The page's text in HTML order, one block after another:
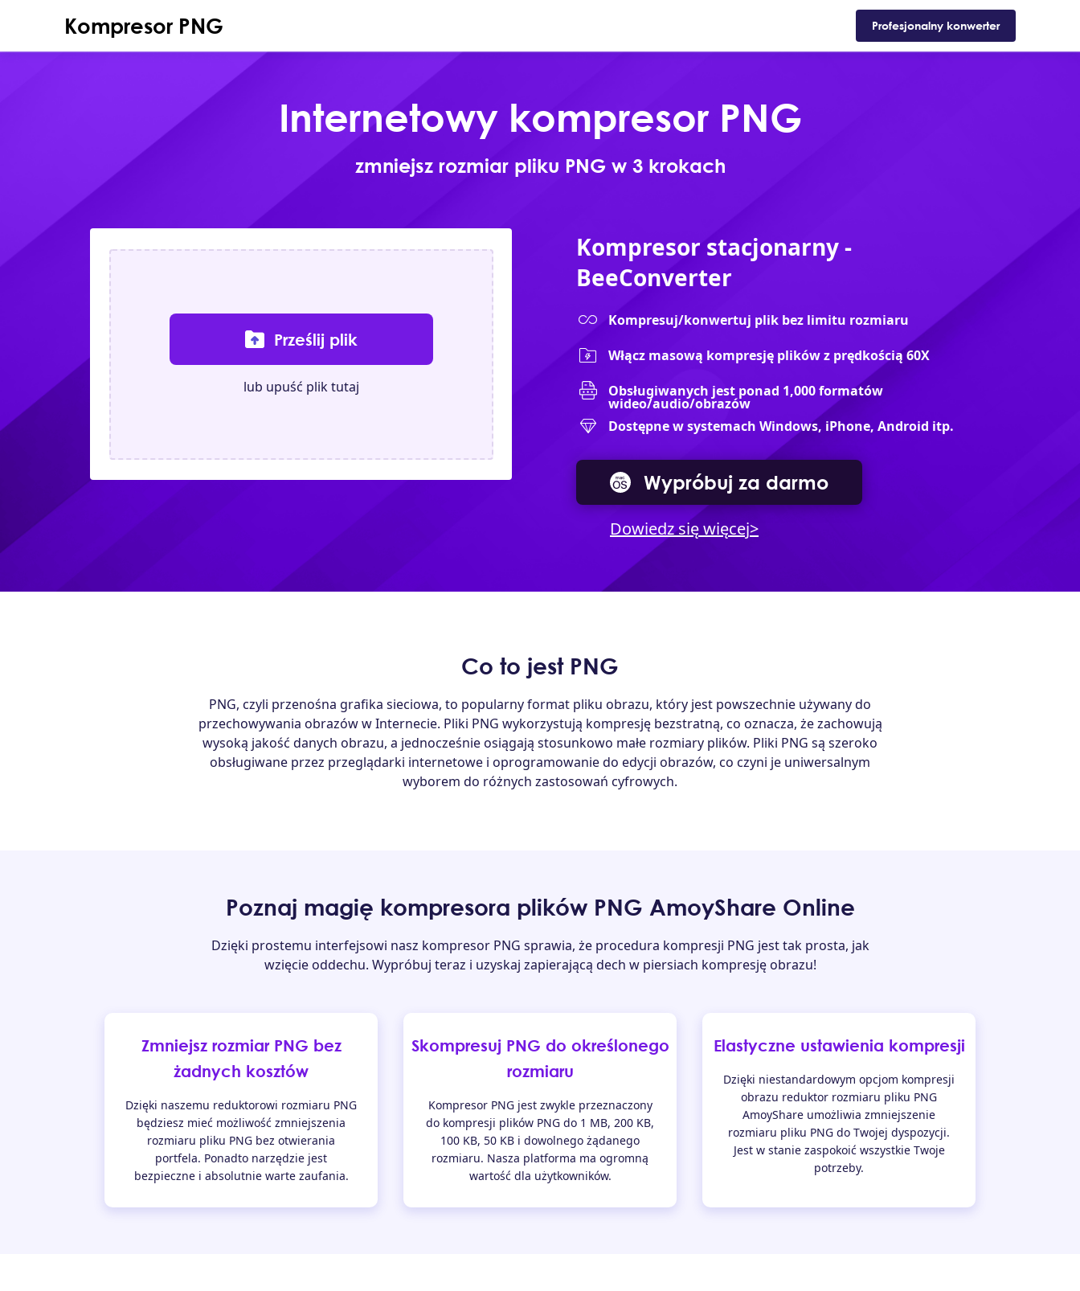
Sklep Blog
Kompresor PNG Profesjonalny konwerter
Internetowy kompresor PNG
zmniejsz rozmiar pliku PNG w 3 krokach
Prześlij plik
lub upuść plik tutaj
Kompresor stacjonarny -
BeeConverter
Kompresuj/konwertuj plik bez limitu rozmiaru
Włącz masową kompresję plików z prędkością 60X
Obsługiwanych jest ponad 1,000 formatów
wideo/audio/obrazów
Dostępne w systemach Windows, iPhone, Android itp.
Wypróbuj za darmo
Dowiedz się więcej>
Co to jest PNG
PNG, czyli przenośna grafika sieciowa, to popularny format pliku obrazu, który jest powszechnie używany do
przechowywania obrazów w Internecie. Pliki PNG wykorzystują kompresję bezstratną, co oznacza, że ​​zachowują
wysoką jakość danych obrazu, a jednocześnie osiągają stosunkowo małe rozmiary plików. Pliki PNG są szeroko
obsługiwane przez przeglądarki internetowe i oprogramowanie do edycji obrazów, co czyni je uniwersalnym
wyborem do różnych zastosowań cyfrowych.
Poznaj magię kompresora plików PNG AmoyShare Online
Dzięki prostemu interfejsowi nasz kompresor PNG sprawia, że ​​procedura kompresji PNG jest tak prosta, jak
wzięcie oddechu. Wypróbuj teraz i uzyskaj zapierającą dech w piersiach kompresję obrazu!
Zmniejsz rozmiar PNG bez
żadnych kosztów
Dzięki naszemu reduktorowi rozmiaru PNG
będziesz mieć możliwość zmniejszenia
rozmiaru pliku PNG bez otwierania
portfela. Ponadto narzędzie jest
bezpieczne i absolutnie warte zaufania.
Skompresuj PNG do określonego
rozmiaru
Kompresor PNG jest zwykle przeznaczony
do kompresji plików PNG do 1 MB, 200 KB,
100 KB, 50 KB i dowolnego żądanego
rozmiaru. Nasza platforma ma ogromną
wartość dla użytkowników.
Elastyczne ustawienia kompresji
Dzięki niestandardowym opcjom kompresji
obrazu reduktor rozmiaru pliku PNG
AmoyShare umożliwia zmniejszenie
rozmiaru pliku PNG do Twojej dyspozycji.
Jest w stanie zaspokoić wszystkie Twoje
potrzeby.